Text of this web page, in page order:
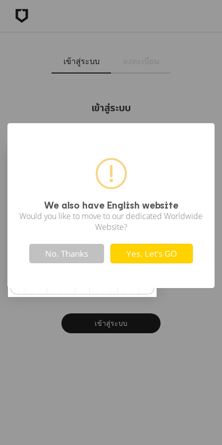
We also have English website
Would you like to move to our dedicated Worldwide
Website?
! Not valid!
No. Thanks Yes. Let’s GO
เข้าสู่ระบบ
เข้าสู่ระบบ
เข้าสู่ระบบด้วย Google
or
รหัสผ่าน